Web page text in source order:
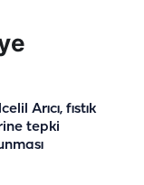
Arıcı, fıstık
tepki